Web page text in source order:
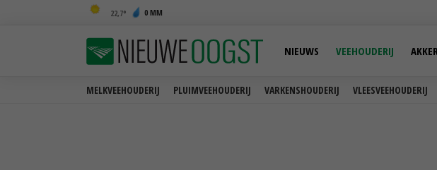
22,7 0 MM
MELKVEEHOUDERIJ PLUIMVEEHOUDERIJ VARKENSHOUDERIJ VLEESVEEHOUDERIJ
NIEUWS VEEHOUDERIJ